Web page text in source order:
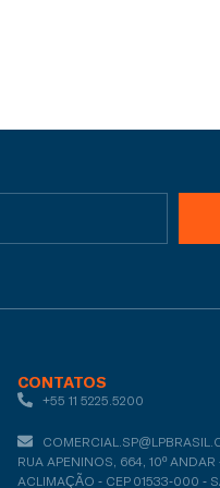
CONTATOS
+55 11 5225.5200
RUA APENINOS, 664, 10º ANDAR
ACLIMAÇÃO - CEP 01533-000 -